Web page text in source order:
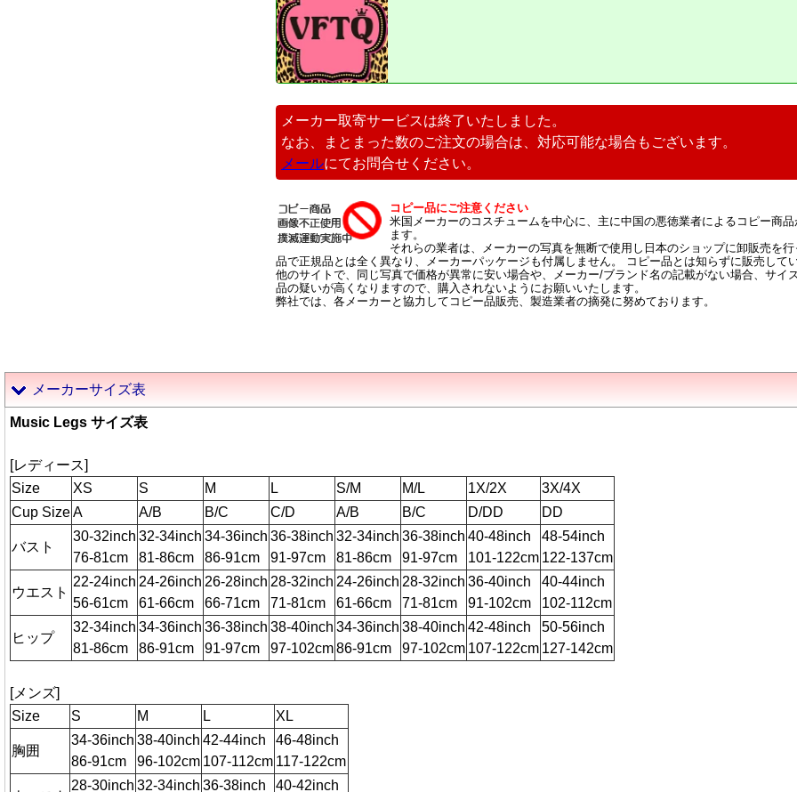
メーカー取寄サービスは終了いたしました。
なお、まとまった数のご注文の場合は、対応可能な場合もございます。
メールにてお問合せください。
コピー品にご注意ください
米国メーカーのコスチュームを中心に、主に中国の悪徳業者によるコピー商
ます。
それらの業者は、メーカーの写真を無断で使用し日本のショップに卸販売を
品で正規品とは全く異なり、メーカーパッケージも付属しません。 コピー品とは知らずに販売して
他のサイトで、同じ写真で価格が異常に安い場合や、メーカー/ブランド名の記載がない場合、サイ
品の疑いが高くなりますので、購入されないようにお願いいたします。
弊社では、各メーカーと協力してコピー品販売、製造業者の摘発に努めております。
メーカーサイズ表
Music Legs サイズ表
[レディース]
Size
XS S M L S/M M/L 1X/2X
3X/4X
Cup SizeA A/B B/C C/D A/B B/C D/DD DD
バスト
30-32inch
76-81cm
32-34inch
81-86cm
34-36inch
86-91cm
36-38inch
91-97cm
32-34inch
81-86cm
36-38inch
91-97cm
40-48inch
101-122cm
48-54inch
122-137cm
ウエスト
22-24inch
56-61cm
24-26inch
61-66cm
26-28inch
66-71cm
28-32inch
71-81cm
24-26inch
61-66cm
28-32inch
71-81cm
36-40inch
91-102cm
40-44inch
102-112cm
ヒップ
32-34inch
81-86cm
34-36inch
86-91cm
36-38inch
91-97cm
38-40inch
97-102cm
34-36inch
86-91cm
38-40inch
97-102cm
42-48inch
107-122cm
50-56inch
127-142cm
[メンズ]
Size
S M L XL
胸囲
34-36inch
86-91cm
38-40inch
96-102cm
42-44inch
107-112cm
46-48inch
117-122cm
28-30inch 32-34inch 36-38inch 40-42inch